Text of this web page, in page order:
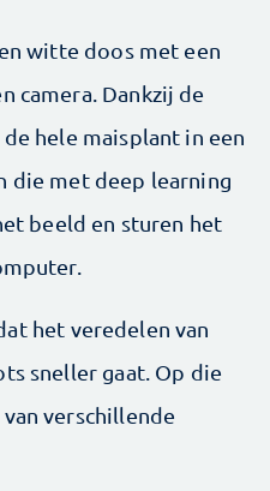
witte doos met een
camera. Dankzij de
hele maisplant in een
die met deep learning
beeld en sturen het
het veredelen van
sneller gaat. Op die
verschillende